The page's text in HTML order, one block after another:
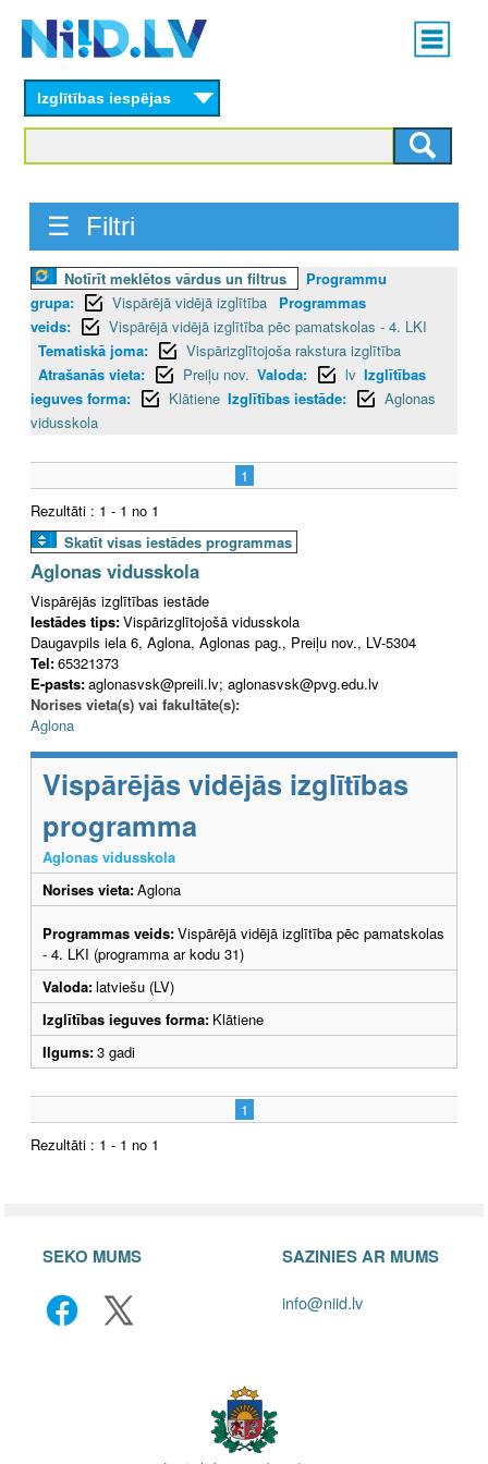
content
Main
menu
Izglītības iespējas
☰ Filtri
Notīrīt meklētos vārdus un filtrus
Programmu
grupa:
Vispārējā vidējā izglītība
Programmas
veids:
Vispārējā vidējā izglītība pēc pamatskolas - 4. LKI
Tematiskā joma:
Vispārizglītojoša rakstura izglītība
Atrašanās vieta:
Preiļu nov. Valoda: lv Izglītības
ieguves forma:
Klātiene Izglītības iestāde:
Aglonas
vidusskola
1
Rezultāti : 1 - 1 no 1
Skatīt visas iestādes programmas
Aglonas vidusskola
Vispārējās izglītības iestāde
Iestādes tips:Vispārizglītojošā vidusskola
Daugavpils iela 6, Aglona, Aglonas pag., Preiļu nov., LV-5304
Tel:65321373
E-pasts:aglonasvsk@preili.lv; aglonasvsk@pvg.edu.lv
Norises vieta(s) vai fakultāte(s):
Aglona
Vispārējās vidējās izglītības
programma
Aglonas vidusskola
Norises vieta:Aglona
Programmas veids:Vispārējā vidējā izglītība pēc pamatskolas
- 4. LKI (programma ar kodu 31)
Valoda:latviešu (LV)
Izglītības ieguves forma: Klātiene
Ilgums:3 gadi
1
Rezultāti : 1 - 1 no 1
SEKO MUMS SAZINIES AR MUMS
info@niid.lv